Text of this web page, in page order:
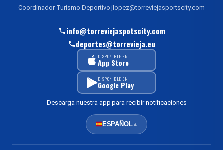
Coordinador Turismo Deportivo jlopez@torreviejasportscity.com
info@torreviejaspotscity.com
deportes@torrevieja.eu
DISPONIBLE EN
App Store
DISPONIBLE EN
Google Play
Descarga nuestra app para recibir notificaciones
ESPAÑOL▲